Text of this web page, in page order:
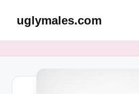
uglymales.com